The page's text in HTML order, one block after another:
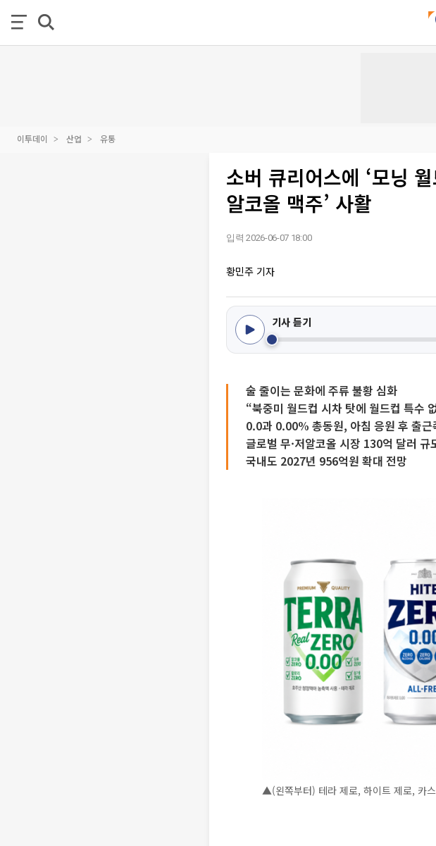
이투데이 산업 유통
소버 큐리어스에 ‘모닝
알코올 맥주’ 사활
입력 2026-06-07 18:00
황민주 기자
기사 듣기
술 줄이는 문화에 주류 불황 심화
“북중미 월드컵 시차 탓에 월드컵 특수
0.0과 0.00% 총동원, 아침 응원 후 출근
글로벌 무·저알코올 시장 130억 달러 규
국내도 2027년 956억원 확대 전망
▲(왼쪽부터) 테라 제로, 하이트 제로, 카